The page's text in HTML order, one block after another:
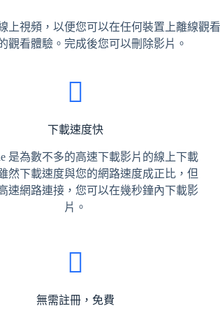
視頻，以便您可以在任何裝置上離線觀
觀看體驗。完成後您可以刪除影片。
下載速度快
是為數不多的高速下載影片的線上下載
然下載速度與您的網路速度成正比，但
速網路連接，您可以在幾秒鐘內下載影
片。
無需註冊，免費